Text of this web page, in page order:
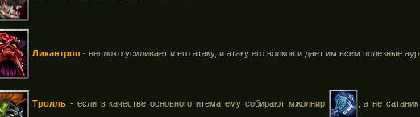
Ликантроп - неплохо усиливает и его атаку, и атаку его волков и дает им всем полезные
Тролль - если в качестве основного итема ему собирают мжолнир , а не сатаник